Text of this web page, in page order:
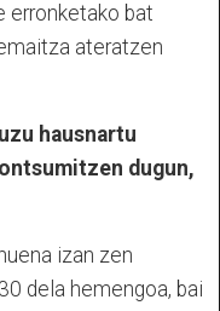
erronketako bat
ateratzen
hausnartu
dugun,
izan zen
dela hemengoa, bai